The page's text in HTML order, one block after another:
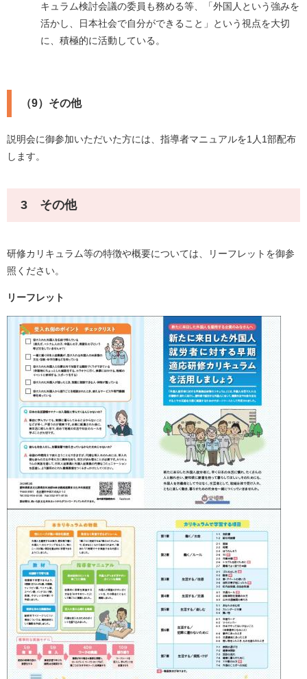
キュラム検討会議の委員も務める等、「外国人という強みを
活かし、日本社会で自分ができること」という視点を大切
に、積極的に活動している。
（9）その他
説明会に御参加いただいた方には、指導者マニュアルを1人1部配布
します。
3 その他
研修カリキュラム等の特徴や概要については、リーフレットを御参
照ください。
リーフレット